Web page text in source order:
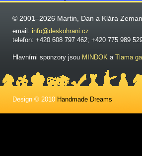
© 2001–2026 Martin, Dan a Klára
email: info@deskohrani.cz
telefon: +420 608 797 462; +420 775 989
Hlavními sponzory jsou MINDOK a Tlama
Design © 2010 Handmade Dreams